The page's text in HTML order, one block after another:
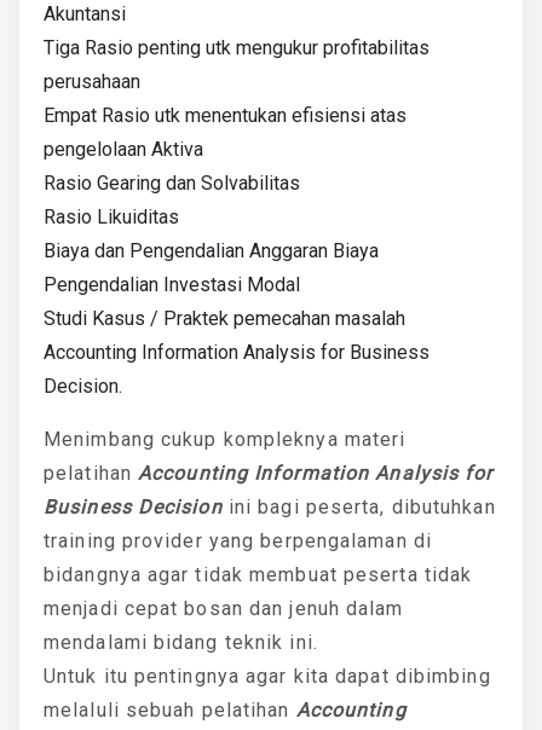
Akuntansi
Tiga Rasio penting utk mengukur profitabilitas
perusahaan
Empat Rasio utk menentukan efisiensi atas
pengelolaan Aktiva
Rasio Gearing dan Solvabilitas
Rasio Likuiditas
Biaya dan Pengendalian Anggaran Biaya
Pengendalian Investasi Modal
Studi Kasus / Praktek pemecahan masalah
Accounting Information Analysis for Business
Decision.
Menimbang cukup kompleknya materi
pelatihan Accounting Information Analysis for
Business Decisionini bagi peserta, dibutuhkan
training provider yang berpengalaman di
bidangnya agar tidak membuat peserta tidak
menjadi cepat bosan dan jenuh dalam
mendalami bidang teknik ini.
Untuk itu pentingnya agar kita dapat dibimbing
melaluli sebuah pelatihan Accounting